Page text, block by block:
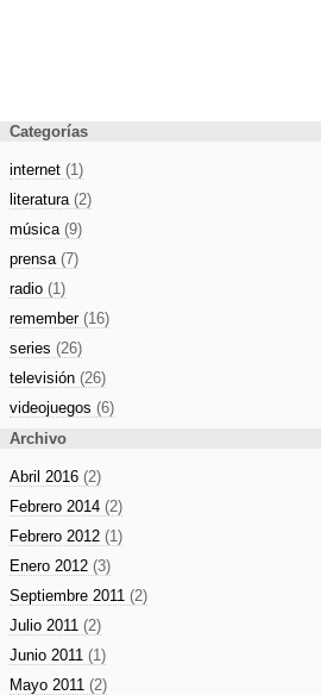
Categorías
internet (1)
literatura (2)
música (9)
prensa (7)
radio (1)
remember (16)
series (26)
televisión (26)
videojuegos (6)
Archivo
Abril 2016 (2)
Febrero 2014 (2)
Febrero 2012 (1)
Enero 2012 (3)
Septiembre 2011 (2)
Julio 2011 (2)
Junio 2011 (1)
Mayo 2011 (2)